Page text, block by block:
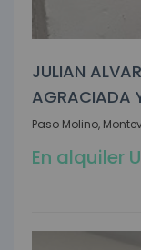
JULIAN
AGRACIADA
Paso Molino,
En alquiler